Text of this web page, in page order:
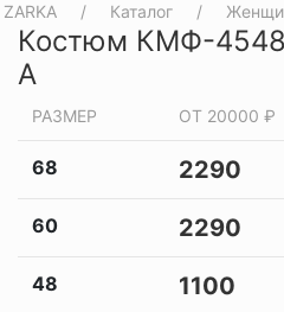
ZARKA Каталог
Костюм КМФ-
А
РАЗМЕР ОТ 20000 ₽
68 2290
60 2290
48 1100